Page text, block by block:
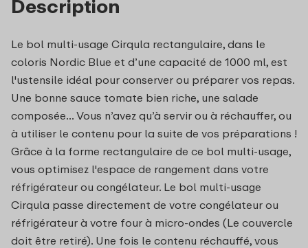
Description
Le bol multi-usage Cirqula rectangulaire, dans le
coloris Nordic Blue et d’une capacité de 1000 ml, est
l'ustensile idéal pour conserver ou préparer vos repas.
Une bonne sauce tomate bien riche, une salade
composée... Vous n’avez qu’à servir ou à réchauffer, ou
à utiliser le contenu pour la suite de vos préparations !
Grâce à la forme rectangulaire de ce bol multi-usage,
vous optimisez l'espace de rangement dans votre
réfrigérateur ou congélateur. Le bol multi-usage
Cirqula passe directement de votre congélateur ou
réfrigérateur à votre four à micro-ondes (Le couvercle
doit être retiré). Une fois le contenu réchauffé, vous